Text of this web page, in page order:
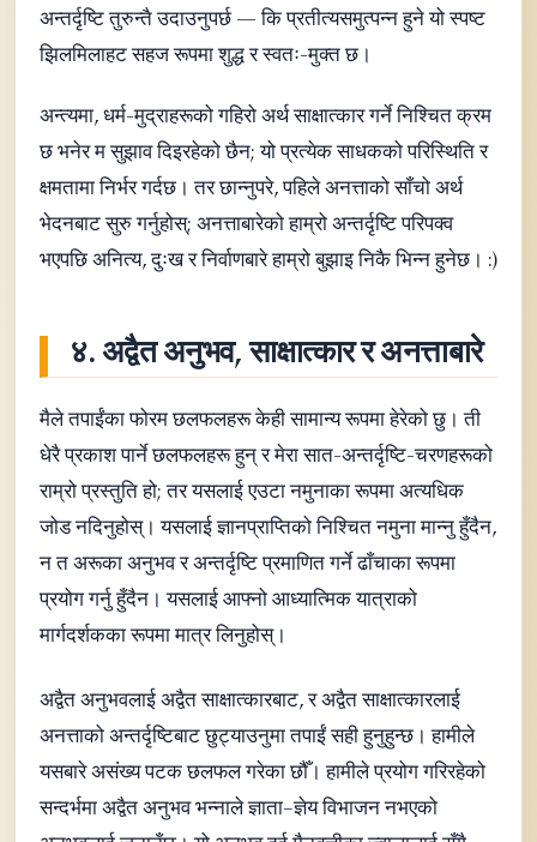
अन्तर्दृष्टि तुरुन्तै उदाउनुपर्छ — कि प्रतीत्यसमुत्पन्न हुने यो स्पष्ट
झिलमिलाहट सहज रूपमा शुद्ध र स्वतः-मुक्त छ।
अन्त्यमा, धर्म-मुद्राहरूको गहिरो अर्थ साक्षात्कार गर्ने निश्चित क्रम
छ भनेर म सुझाव दिइरहेको छैन; यो प्रत्येक साधकको परिस्थिति र
क्षमतामा निर्भर गर्दछ। तर छान्नुपरे, पहिले अनत्ताको साँचो अर्थ
भेदनबाट सुरु गर्नुहोस्; अनत्ताबारेको हाम्रो अन्तर्दृष्टि परिपक्व
भएपछि अनित्य, दुःख र निर्वाणबारे हाम्रो बुझाइ निकै भिन्न हुनेछ। :)
४. अद्वैत अनुभव, साक्षात्कार र अनत्ताबारे
मैले तपाईंका फोरम छलफलहरू केही सामान्य रूपमा हेरेको छु। ती
धेरै प्रकाश पार्ने छलफलहरू हुन् र मेरा सात-अन्तर्दृष्टि-चरणहरूको
राम्रो प्रस्तुति हो; तर यसलाई एउटा नमुनाका रूपमा अत्यधिक
जोड नदिनुहोस्। यसलाई ज्ञानप्राप्तिको निश्चित नमुना मान्नु हुँदैन,
न त अरूका अनुभव र अन्तर्दृष्टि प्रमाणित गर्ने ढाँचाका रूपमा
प्रयोग गर्नु हुँदैन। यसलाई आफ्नो आध्यात्मिक यात्राको
मार्गदर्शकका रूपमा मात्र लिनुहोस्।
अद्वैत अनुभवलाई अद्वैत साक्षात्कारबाट, र अद्वैत साक्षात्कारलाई
अनत्ताको अन्तर्दृष्टिबाट छुट्याउनुमा तपाईं सही हुनुहुन्छ। हामीले
यसबारे असंख्य पटक छलफल गरेका छौँ। हामीले प्रयोग गरिरहेको
सन्दर्भमा अद्वैत अनुभव भन्नाले ज्ञाता–ज्ञेय विभाजन नभएको